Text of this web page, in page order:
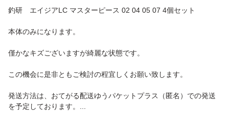
釣研 エイジアLC マスターピース 02 04 05 07 4個セット
本体のみになります。
僅かなキズございますが綺麗な状態です。
この機会に是非ともご検討の程宜しくお願い致します。
発送方法は、おてがる配送ゆうパケットプラス（匿名）での発送
を予定しております。...